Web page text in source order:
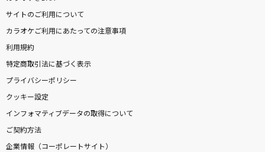
サイトのご利用について
カラオケご利用にあたっての注意事項
利用規約
特定商取引法に基づく表示
プライバシーポリシー
クッキー設定
インフォマティブデータの取得について
ご契約方法
企業情報（コーポレートサイト）